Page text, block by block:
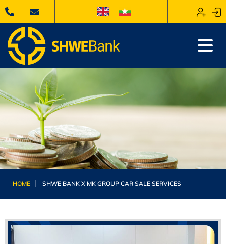
HOME SHWE BANK X MK GROUP CAR SALE SERVICES